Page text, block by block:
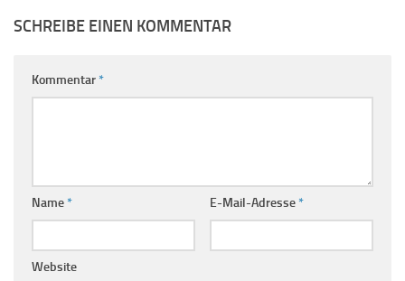
SCHREIBE EINEN KOMMENTAR
Kommentar*
Name* E-Mail-Adresse*
Website